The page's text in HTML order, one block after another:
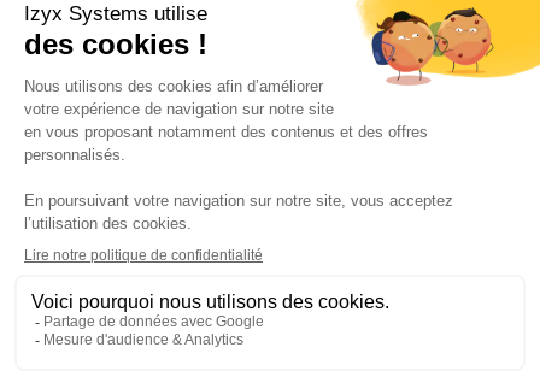
Tous droits réservés Izyx Systems ©
Contrôle des accès et verrouillage de porte : serrure électrique,
gâche électrique, ventouse électromagnétique